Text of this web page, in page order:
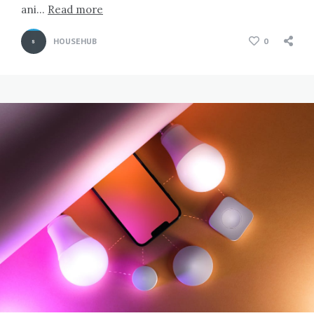
ani… Read more
HOUSEHUB 0